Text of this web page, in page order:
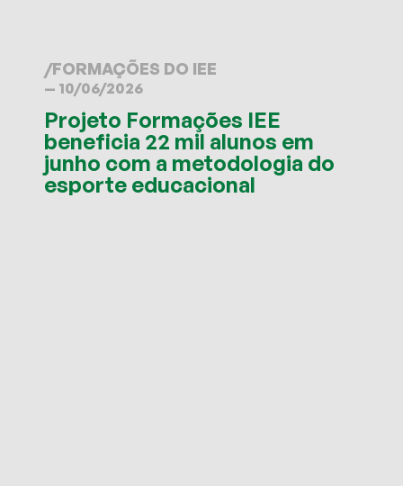
/FORMAÇÕES DO IEE
— 10/06/2026
Projeto Formações IEE
beneficia 22 mil alunos em
junho com a metodologia do
esporte educacional